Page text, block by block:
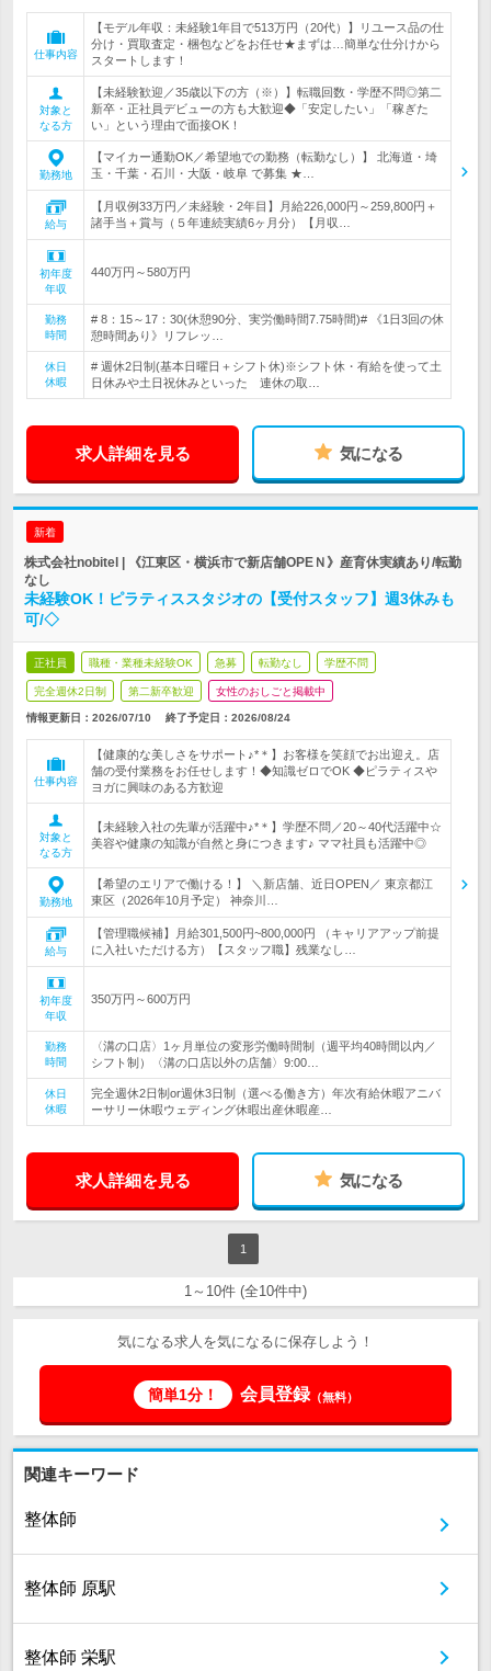
仕事内容
【モデル年収：未経験1年目で513万円（20代）】リユース品の仕
分け・買取査定・梱包などをお任せ★まずは…簡単な仕分けから
スタートします！
対象と
なる方
【未経験歓迎／35歳以下の方（※）】転職回数・学歴不問◎第二
新卒・正社員デビューの方も大歓迎◆「安定したい」「稼ぎた
い」という理由で面接OK！
勤務地
【マイカー通勤OK／希望地での勤務（転勤なし）】 北海道・埼
玉・千葉・石川・大阪・岐阜 で募集 ★…
給与
【月収例33万円／未経験・2年目】月給226,000円～259,800円＋
諸手当＋賞与（５年連続実績6ヶ月分）【月収…
初年度
年収
440万円～580万円
勤務
時間
# 8：15～17：30(休憩90分、実労働時間7.75時間)# 《1日3回の休
憩時間あり》リフレッ…
休日
休暇
# 週休2日制(基本日曜日＋シフト休)※シフト休・有給を使って土
日休みや土日祝休みといった 連休の取…
求人詳細を見る 気になる
新着
株式会社nobitel | 《江東区・横浜市で新店舗OPEＮ》産育休実績あり/転勤
なし
未経験OK！ピラティススタジオの【受付スタッフ】週3休みも
可/◇
正社員 職種・業種未経験OK 急募 転勤なし 学歴不問
完全週休2日制 第二新卒歓迎 女性のおしごと掲載中
情報更新日：2026/07/10 終了予定日： 2026/08/24
仕事内容
【健康的な美しさをサポート♪*＊】お客様を笑顔でお出迎え。店
舗の受付業務をお任せします！◆知識ゼロでOK ◆ピラティスや
ヨガに興味のある方歓迎
対象と
なる方
【未経験入社の先輩が活躍中♪*＊】学歴不問／20～40代活躍中☆
美容や健康の知識が自然と身につきます♪ ママ社員も活躍中◎
勤務地
【希望のエリアで働ける！】 ＼新店舗、近日OPEN／ 東京都江
東区（2026年10月予定） 神奈川…
給与
【管理職候補】月給301,500円~800,000円 （キャリアアップ前提
に入社いただける方）【スタッフ職】残業なし…
初年度
年収
350万円～600万円
勤務
時間
〈溝の口店〉1ヶ月単位の変形労働時間制（週平均40時間以内／
シフト制）〈溝の口店以外の店舗〉9:00…
休日
休暇
完全週休2日制or週休3日制（選べる働き方）年次有給休暇アニバ
ーサリー休暇ウェディング休暇出産休暇産…
求人詳細を見る 気になる
1
1～10件 (全10件中)
気になる求人を気になるに保存しよう！
簡単1分！ 会員登録（無料）
関連キーワード
整体師
整体師 原駅
整体師 栄駅